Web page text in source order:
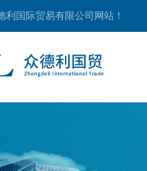
利国际贸易有限公司网站！